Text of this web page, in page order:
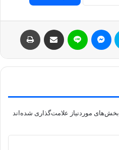
بخش‌های موردنیاز علامت‌گذاری شده‌اند